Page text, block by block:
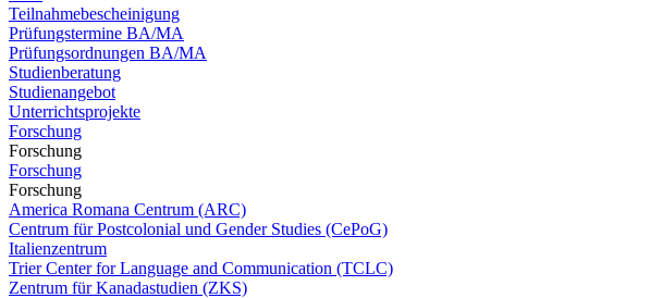
Teilnahmebescheinigung
Prüfungstermine BA/MA
Prüfungsordnungen BA/MA
Studienberatung
Studienangebot
Unterrichtsprojekte
Forschung
Forschung
Forschung
Forschung
America Romana Centrum (ARC)
Centrum für Postcolonial und Gender Studies (CePoG)
Italienzentrum
Trier Center for Language and Communication (TCLC)
Zentrum für Kanadastudien (ZKS)